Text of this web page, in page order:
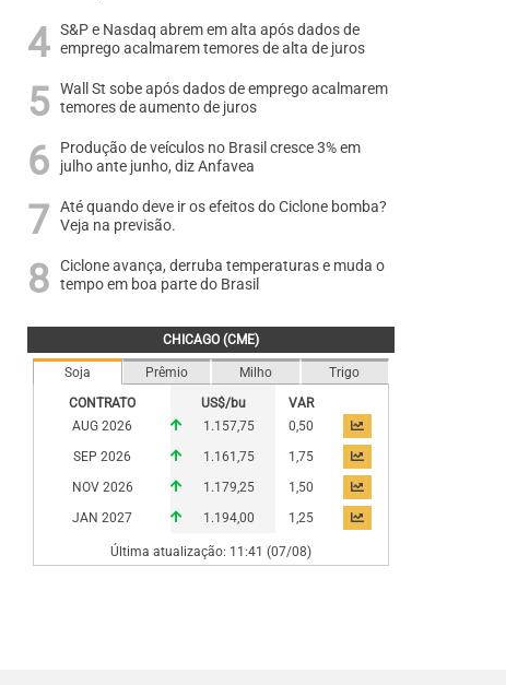
S&P e Nasdaq abrem em alta após dados de
emprego acalmarem temores de alta de juros
Wall St sobe após dados de emprego acalmarem
temores de aumento de juros
Produção de veículos no Brasil cresce 3% em
julho ante junho, diz Anfavea
Até quando deve ir os efeitos do Ciclone bomba?
Veja na previsão.
Ciclone avança, derruba temperaturas e muda o
tempo em boa parte do Brasil
CHICAGO (CME)
Soja Prêmio Milho
Trigo
CONTRATO
US$/bu
VAR
AUG 2026
1.157,75
0,50
SEP 2026
1.161,75
1,75
NOV 2026
1.179,25
1,50
JAN 2027
1.194,00 1,25
Última atualização: 11:41 (07/08)